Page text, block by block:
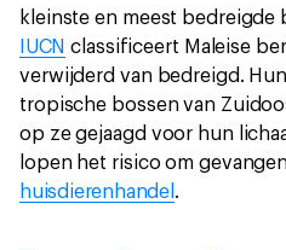
kleinste en meest
IUCN classificeert Maleise
verwijderd van bedreigd.
tropische bossen van
op ze gejaagd voor hun
lopen het risico om
huisdierenhandel .